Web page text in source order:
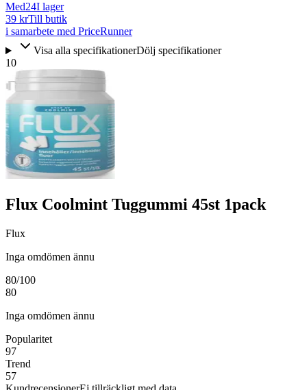
Med24I lager
39 krTill butik
i samarbete med PriceRunner
Visa alla specifikationerDölj specifikationer
10
Flux Coolmint Tuggummi 45st 1pack
Flux
Inga omdömen ännu
80/100
80
Inga omdömen ännu
Popularitet
97
Trend
57